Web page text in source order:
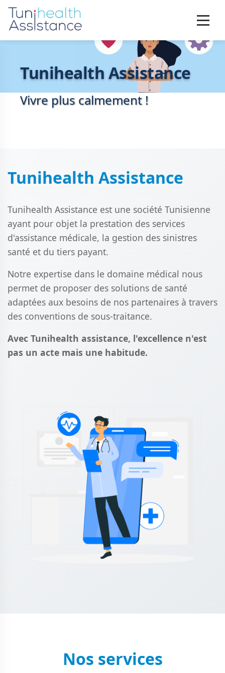
Tunihealth Assistance
Vivre plus calmement !
Tunihealth Assistance
Tunihealth Assistance est une société Tunisienne
ayant pour objet la prestation des services
d'assistance médicale, la gestion des sinistres
santé et du tiers payant.
Notre expertise dans le domaine médical nous
permet de proposer des solutions de santé
adaptées aux besoins de nos partenaires à travers
des conventions de sous-traitance.
Avec Tunihealth assistance, l'excellence n'est
pas un acte mais une habitude.
Nos services